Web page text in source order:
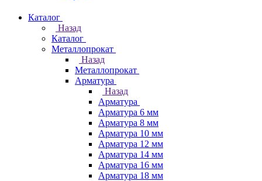
Каталог
Назад
Каталог
Металлопрокат
Назад
Металлопрокат
Арматура
Назад
Арматура
Арматура 6 мм
Арматура 8 мм
Арматура 10 мм
Арматура 12 мм
Арматура 14 мм
Арматура 16 мм
Арматура 18 мм